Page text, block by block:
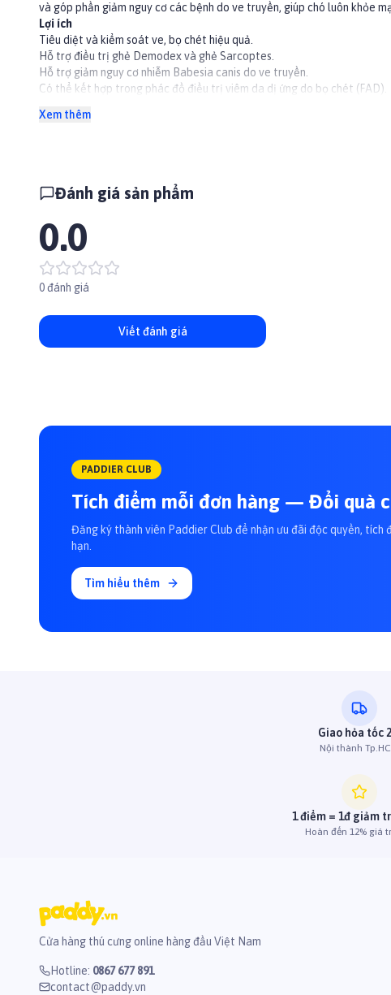
và góp phần giảm nguy cơ các bệnh do ve truyền, giúp chó luôn khỏe
Lợi ích
Tiêu diệt và kiểm soát ve, bọ chét hiệu quả.
Hỗ trợ điều trị ghẻ Demodex và ghẻ Sarcoptes.
Hỗ trợ giảm nguy cơ nhiễm Babesia canis do ve truyền.
Có thể kết hợp trong phác đồ điều trị viêm da dị ứng do bọ chét (FAD).
👉Xem thêm các sản phẩm khác tại
Xem thêm
Đánh giá sản phẩm
0.0
0 đánh giá
Viết đánh giá
PADDIER CLUB
Tích điểm mỗi đơn hàng — Đổi quà
Đăng ký thành viên Paddier Club để nhận ưu đãi độc quyền, tích
hạn.
Tìm hiểu thêm
Giao hỏa tốc
Nội thành
1 điểm = 1đ giảm
Hoàn đến 12% giá
Cửa hàng thú cưng online hàng đầu Việt Nam
Hotline: 0867 677 891
contact@paddy.vn